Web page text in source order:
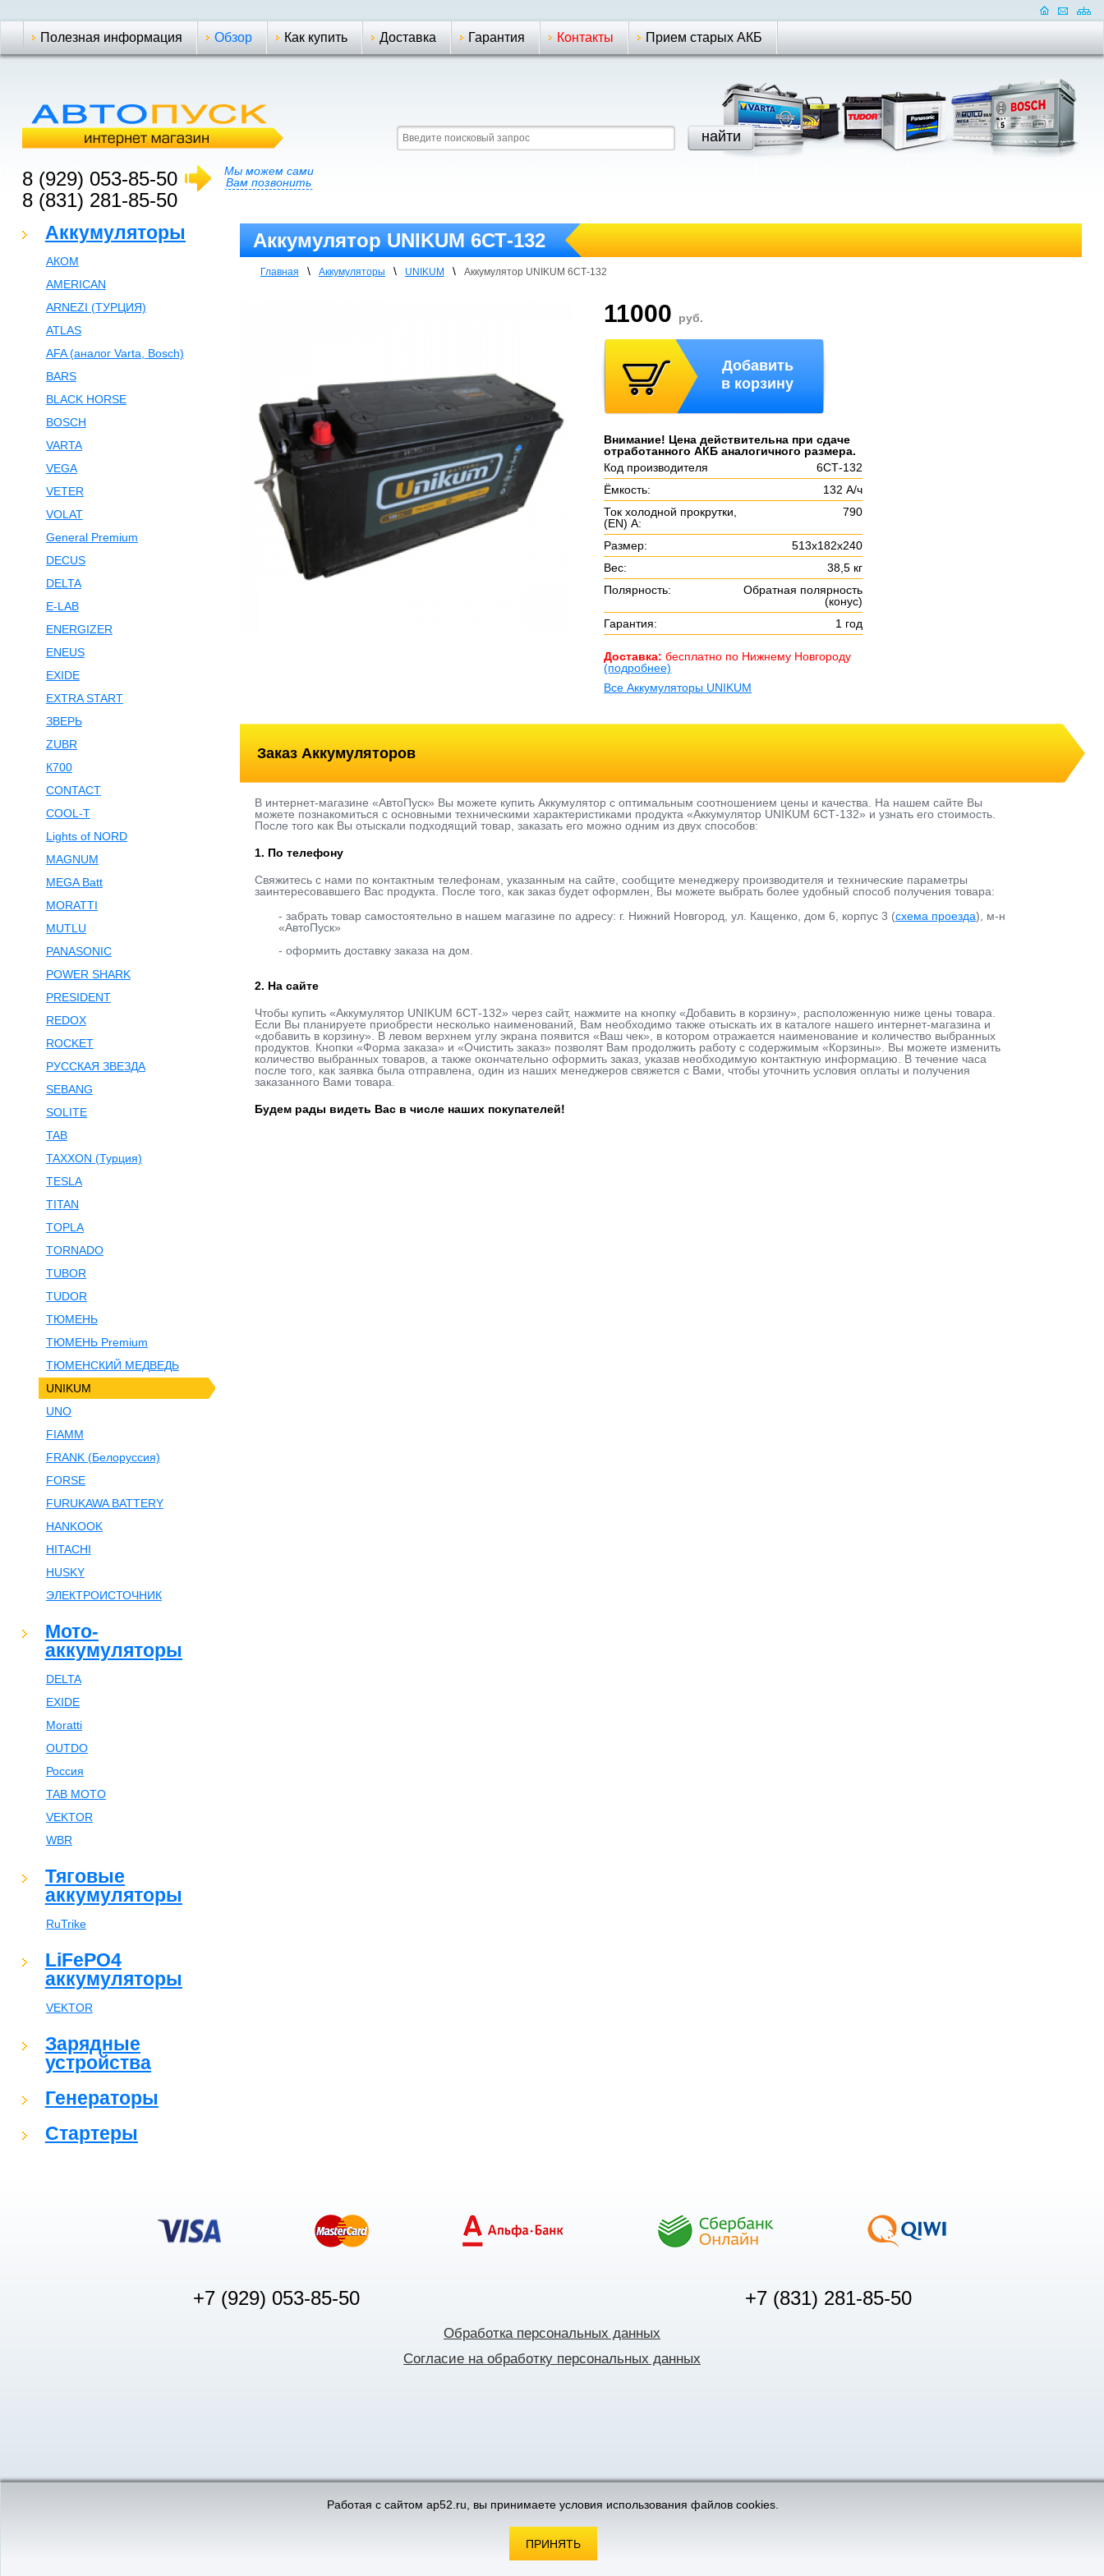
Полезная информация Обзор Как купить Доставка Гарантия Контакты Прием старых АКБ
8 (929) 053-85-50
8 (831) 281-85-50
Мы можем сами
Вам позвонить
Аккумуляторы
АКОМ
AMERICAN
ARNEZI (ТУРЦИЯ)
ATLAS
AFA (аналог Varta, Bosch)
BARS
BLACK HORSE
BOSCH
VARTA
VEGA
VETER
VOLAT
General Premium
DECUS
DELTA
E-LAB
ENERGIZER
ENEUS
EXIDE
EXTRA START
ЗВЕРЬ
ZUBR
К700
CONTACT
COOL-T
Lights of NORD
MAGNUM
MEGA Batt
MORATTI
MUTLU
PANASONIC
POWER SHARK
PRESIDENT
REDOX
ROCKET
РУССКАЯ ЗВЕЗДА
SEBANG
SOLITE
TAB
TAXXON (Турция)
TESLA
TITAN
TOPLA
TORNADO
TUBOR
TUDOR
ТЮМЕНЬ
ТЮМЕНЬ Premium
ТЮМЕНСКИЙ МЕДВЕДЬ
UNIKUM
UNO
FIAMM
FRANK (Белоруссия)
FORSE
FURUKAWA BATTERY
HANKOOK
HITACHI
HUSKY
ЭЛЕКТРОИСТОЧНИК
Мото-
аккумуляторы
DELTA
EXIDE
Moratti
OUTDO
Россия
TAB MOTO
VEKTOR
WBR
Тяговые
аккумуляторы
RuTrike
LiFePO4
аккумуляторы
VEKTOR
Зарядные
устройства
Генераторы
Стартеры
Аккумулятор UNIKUM 6СТ-132
Главная \ Аккумуляторы \ UNIKUM \ Аккумулятор UNIKUM 6СТ-132
11000 руб.
Добавить
в корзину
Внимание! Цена действительна при сдаче
отработанного АКБ аналогичного размера.
Код производителя
6СТ-132
Ёмкость:
132 А/ч
Ток холодной прокрутки,
(EN) А:
790
Размер:
513х182х240
Вес:
38,5 кг
Полярность:
Обратная полярность
(конус)
Гарантия:
1 год
Доставка: бесплатно по Нижнему Новгороду
(подробнее)
Все Аккумуляторы UNIKUM
Заказ Аккумуляторов
В интернет-магазине «АвтоПуск» Вы можете купить Аккумулятор с оптимальным соотношением цены и качества. На нашем сайте Вы
можете познакомиться с основными техническими характеристиками продукта «Аккумулятор UNIKUM 6СТ-132» и узнать его стоимость.
После того как Вы отыскали подходящий товар, заказать его можно одним из двух способов:
1. По телефону
Свяжитесь с нами по контактным телефонам, указанным на сайте, сообщите менеджеру производителя и технические параметры
заинтересовавшего Вас продукта. После того, как заказ будет оформлен, Вы можете выбрать более удобный способ получения товара:
- забрать товар самостоятельно в нашем магазине по адресу: г. Нижний Новгород, ул. Кащенко, дом 6, корпус 3 (схема проезда), м-н
«АвтоПуск»
- оформить доставку заказа на дом.
2. На сайте
Чтобы купить «Аккумулятор UNIKUM 6СТ-132» через сайт, нажмите на кнопку «Добавить в корзину», расположенную ниже цены товара.
Если Вы планируете приобрести несколько наименований, Вам необходимо также отыскать их в каталоге нашего интернет-магазина и
«добавить в корзину». В левом верхнем углу экрана появится «Ваш чек», в котором отражается наименование и количество выбранных
продуктов. Кнопки «Форма заказа» и «Очистить заказ» позволят Вам продолжить работу с содержимым «Корзины». Вы можете изменить
количество выбранных товаров, а также окончательно оформить заказ, указав необходимую контактную информацию. В течение часа
после того, как заявка была отправлена, один из наших менеджеров свяжется с Вами, чтобы уточнить условия оплаты и получения
заказанного Вами товара.
Будем рады видеть Вас в числе наших покупателей!
+7 (929) 053-85-50 +7 (831) 281-85-50
Обработка персональных данных
Согласие на обработку персональных данных
Работая с сайтом ap52.ru, вы принимаете условия использования файлов cookies.
ПРИНЯТЬ